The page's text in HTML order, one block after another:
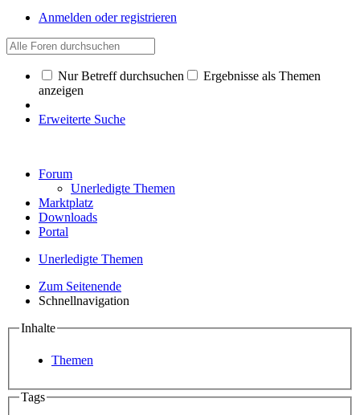
Anmelden oder registrieren
Nur Betreff durchsuchen
Ergebnisse als Themen
anzeigen
Erweiterte Suche
Forum
Unerledigte Themen
Marktplatz
Downloads
Portal
Unerledigte Themen
Zum Seitenende
Schnellnavigation
Inhalte
Themen
Tags